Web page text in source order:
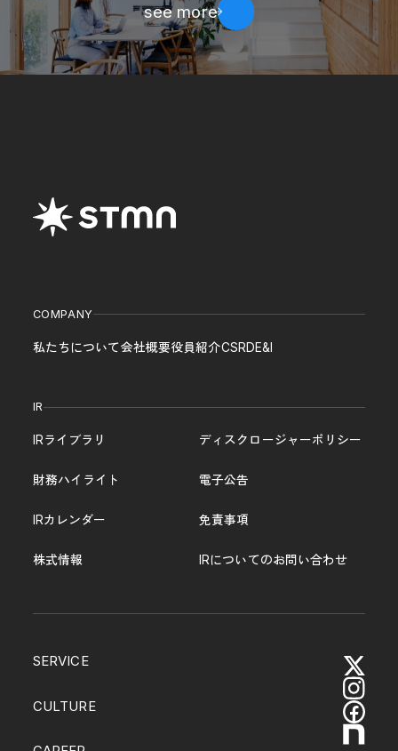
see more
COMPANY
私たちについて会社概要役員紹介CSRDE&I
IR
IRライブラリ ディスクロージャーポリシー
財務ハイライト 電子公告
IRカレンダー 免責事項
株式情報 IRについてのお問い合わせ
SERVICE
CULTURE